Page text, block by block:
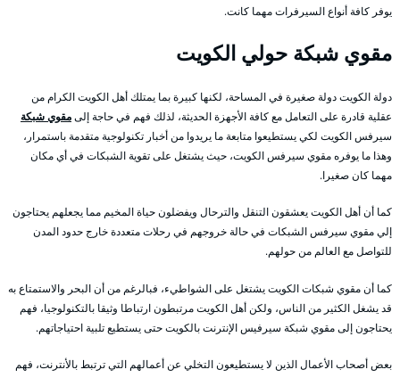
يوفر كافة أنواع السيرفرات مهما كانت.
مقوي شبكة حولي الكويت
دولة الكويت دولة صغيرة في المساحة، لكنها كبيرة بما يمتلك أهل الكويت الكرام من
عقلية قادرة على التعامل مع كافة الأجهزة الحديثة، لذلك فهم في حاجة إلىمقوي شبكة
سيرفس الكويت لكي يستطيعوا متابعة ما يريدوا من أخبار تكنولوجية متقدمة باستمرار،
وهذا ما يوفره مقوي سيرفس الكويت، حيث يشتغل على تقوية الشبكات في أي مكان
مهما كان صغيرا.
كما أن أهل الكويت يعشقون التنقل والترحال ويفضلون حياة المخيم مما يجعلهم يحتاجون
إلي مقوي سيرفس الشبكات في حالة خروجهم في رحلات متعددة خارج حدود المدن
للتواصل مع العالم من حولهم.
كما أن مقوي شبكات الكويت يشتغل على الشواطيء، فبالرغم من أن البحر والاستمتاع به
قد يشغل الكثير من الناس، ولكن أهل الكويت مرتبطون ارتباطا وثيقا بالتكنولوجيا، فهم
يحتاجون إلى مقوي شبكة سيرفيس الإنترنت بالكويت حتى يستطيع تلبية احتياجاتهم.
بعض أصحاب الأعمال الذين لا يستطيعون التخلي عن أعمالهم التي ترتبط بالأنترنت، فهم